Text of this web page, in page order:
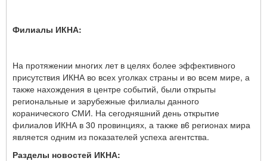
Филиалы ИКНА:
На протяжении многих лет в целях более эффективного
присутствия ИКНА во всех уголках страны и во всем мире, а
также нахождения в центре событий, были открыты
региональные и зарубежные филиалы данного
коранического СМИ. На сегодняшний день открытие
филиалов ИКНА в 30 провинциях, а также в6 регионах мира
является одним из показателей успеха агентства.
Разделы новостей ИКНА: